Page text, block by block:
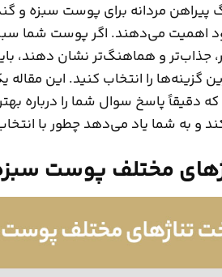
پیراهن مردانه برای پوست سبزه و
اهمیت می‌دهند. اگر پوست شما
جذاب‌تر و هماهنگ‌تر نشان دهند،
گزینه‌ها را انتخاب کنید. این مقاله
دقیقاً پاسخ سوال شما را درباره
و به شما یاد می‌دهد چطور با
مختلف پوست